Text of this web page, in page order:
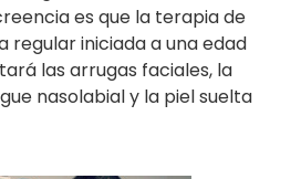
es que la terapia de
regular iniciada a una edad
las arrugas faciales, la
nasolabial y la piel suelta